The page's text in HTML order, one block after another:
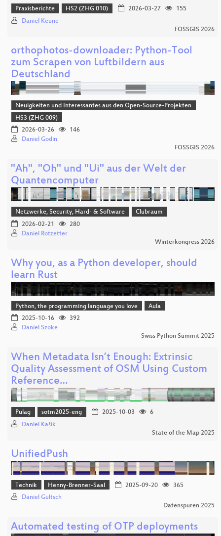
Praxisberichte HS2 (ZHG 010) 2026-03-27
155
Daniel Keune
FOSSGIS 2026
orthophotos-downloader: Python-Tool
zum Scrapen von Luftbildern aus
Deutschland
Neuigkeiten und Interessantes aus den Open-Source-Projekten
HS3 (ZHG 009)
2026-03-26
146
Daniel Godin
FOSSGIS 2026
"Ah", "Oh" und "Ui" aus der Welt der
Quantencomputer
Netzwerke, Security, Hard- & Software
Clubraum
2026-02-21
280
Daniel Rotzetter
Winterkongress 2026
Why you, as a Python developer, should
learn Rust
Python, the programming language you love
Aula
2025-10-16
392
Daniel Szoke
Swiss Python Summit 2025
When Metadata Isn’t Enough: Extrinsic
Quality Assessment of OSM Using Custom
Reference…
Pulag sotm2025-eng 2025-10-03
6
Daniel Kašík
State of the Map 2025
UnifiedPush
Technik Henny-Brenner-Saal 2025-09-20
365
Daniel Gultsch
Datenspuren 2025
Automated testing of OTP deployments